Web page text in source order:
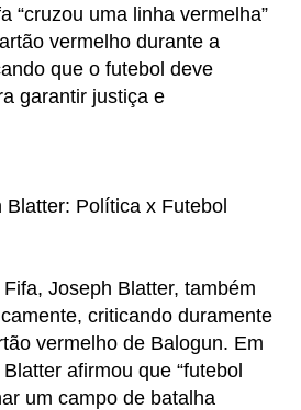
“cruzou uma linha vermelha”
vermelho durante a
que o futebol deve
garantir justiça e
Política x Futebol
Joseph Blatter, também
criticando duramente
vermelho de Balogun. Em
afirmou que “futebol
um campo de batalha